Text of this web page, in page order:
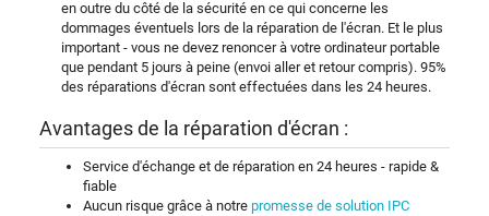
en outre du côté de la sécurité en ce qui concerne les
dommages éventuels lors de la réparation de l'écran. Et le plus
important - vous ne devez renoncer à votre ordinateur portable
que pendant 5 jours à peine (envoi aller et retour compris). 95%
des réparations d'écran sont effectuées dans les 24 heures.
Avantages de la réparation d'écran :
Service d'échange et de réparation en 24 heures - rapide &
fiable
Aucun risque grâce à notre promesse de solution IPC